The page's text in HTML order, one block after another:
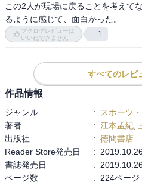
この2人が現場に戻ることを考えて
るように感じて、面白かった。
ブクログレビューは
いいねできません
1
すべてのレビ
作品情報
ジャンル : スポーツ
著者
: 江本孟紀
出版社
: 徳間書店
Reader Store発売日
:
2019.10.26
書誌発売日
:
2019.10.26
ページ数
:
224ページ